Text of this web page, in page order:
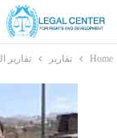
Home تقارير تقارير